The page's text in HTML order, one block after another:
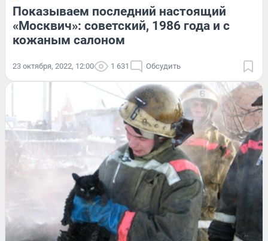
Показываем последний настоящий
«Москвич»: советский, 1986 года и с
кожаным салоном
23 октября, 2022, 12:00 1 631 Обсудить